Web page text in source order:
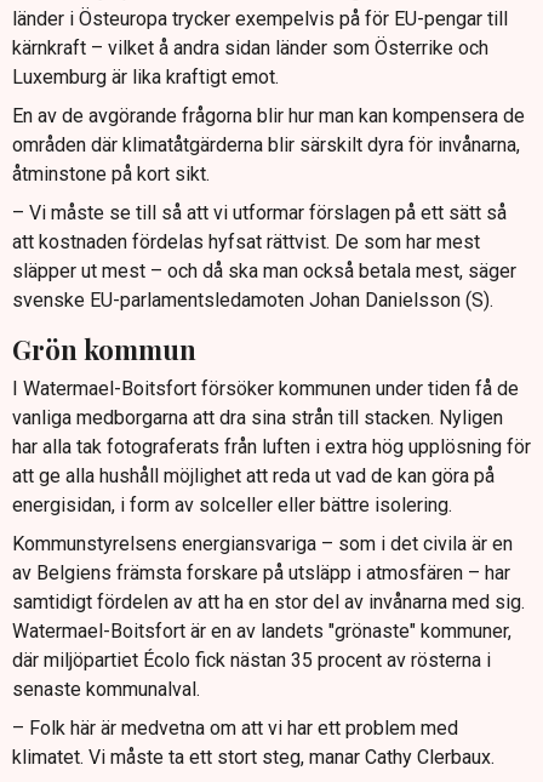
länder i Östeuropa trycker exempelvis på för EU-pengar till
kärnkraft – vilket å andra sidan länder som Österrike och
Luxemburg är lika kraftigt emot.
En av de avgörande frågorna blir hur man kan kompensera de
områden där klimatåtgärderna blir särskilt dyra för invånarna,
åtminstone på kort sikt.
– Vi måste se till så att vi utformar förslagen på ett sätt så
att kostnaden fördelas hyfsat rättvist. De som har mest
släpper ut mest – och då ska man också betala mest, säger
svenske EU-parlamentsledamoten Johan Danielsson (S).
Grön kommun
I Watermael-Boitsfort försöker kommunen under tiden få de
vanliga medborgarna att dra sina strån till stacken. Nyligen
har alla tak fotograferats från luften i extra hög upplösning för
att ge alla hushåll möjlighet att reda ut vad de kan göra på
energisidan, i form av solceller eller bättre isolering.
Kommunstyrelsens energiansvariga – som i det civila är en
av Belgiens främsta forskare på utsläpp i atmosfären – har
samtidigt fördelen av att ha en stor del av invånarna med sig.
Watermael-Boitsfort är en av landets "grönaste" kommuner,
där miljöpartiet Écolo fick nästan 35 procent av rösterna i
senaste kommunalval.
– Folk här är medvetna om att vi har ett problem med
klimatet. Vi måste ta ett stort steg, manar Cathy Clerbaux.